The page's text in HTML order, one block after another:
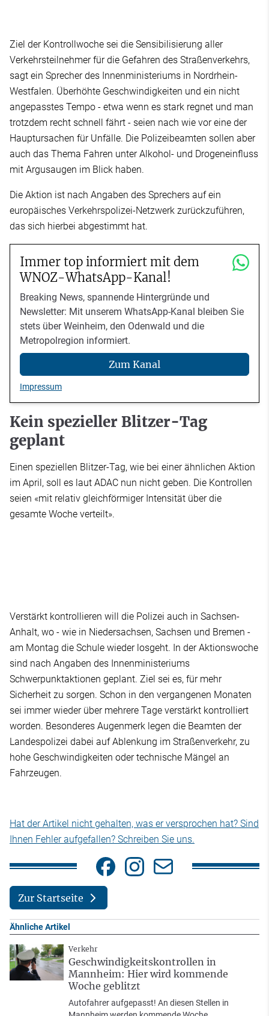
Ziel der Kontrollwoche sei die Sensibilisierung aller
Verkehrsteilnehmer für die Gefahren des Straßenverkehrs,
sagt ein Sprecher des Innenministeriums in Nordrhein-
Westfalen. Überhöhte Geschwindigkeiten und ein nicht
angepasstes Tempo - etwa wenn es stark regnet und man
trotzdem recht schnell fährt - seien nach wie vor eine der
Hauptursachen für Unfälle. Die Polizeibeamten sollen aber
auch das Thema Fahren unter Alkohol- und Drogeneinfluss
mit Argusaugen im Blick haben.
Die Aktion ist nach Angaben des Sprechers auf ein
europäisches Verkehrspolizei-Netzwerk zurückzuführen,
das sich hierbei abgestimmt hat.
Immer top informiert mit dem
WNOZ-WhatsApp-Kanal!
Breaking News, spannende Hintergründe und
Newsletter: Mit unserem WhatsApp-Kanal bleiben Sie
stets über Weinheim, den Odenwald und die
Metropolregion informiert.
Zum Kanal
Impressum
Kein spezieller Blitzer-Tag
geplant
Einen speziellen Blitzer-Tag, wie bei einer ähnlichen Aktion
im April, soll es laut ADAC nun nicht geben. Die Kontrollen
seien «mit relativ gleichförmiger Intensität über die
gesamte Woche verteilt».
Verstärkt kontrollieren will die Polizei auch in Sachsen-
Anhalt, wo - wie in Niedersachsen, Sachsen und Bremen -
am Montag die Schule wieder losgeht. In der Aktionswoche
sind nach Angaben des Innenministeriums
Schwerpunktaktionen geplant. Ziel sei es, für mehr
Sicherheit zu sorgen. Schon in den vergangenen Monaten
sei immer wieder über mehrere Tage verstärkt kontrolliert
worden. Besonderes Augenmerk legen die Beamten der
Landespolizei dabei auf Ablenkung im Straßenverkehr, zu
hohe Geschwindigkeiten oder technische Mängel an
Fahrzeugen.
Hat der Artikel nicht gehalten, was er versprochen hat? Sind
Ihnen Fehler aufgefallen? Schreiben Sie uns.
Zur Startseite
Ähnliche Artikel
Verkehr
Geschwindigkeitskontrollen in
Mannheim: Hier wird kommende
Woche geblitzt
Autofahrer aufgepasst! An diesen Stellen in